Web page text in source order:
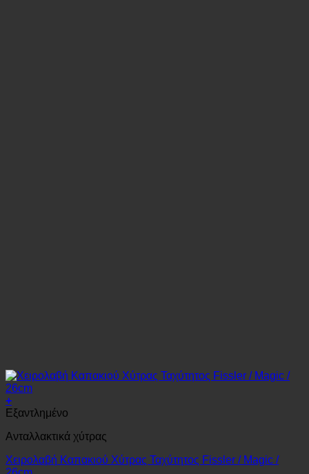
+
Εξαντλημένο
Ανταλλακτικά χύτρας
Χειρολαβή Καπακιού Xύτρας Ταχύτητος Fissler / Magic /